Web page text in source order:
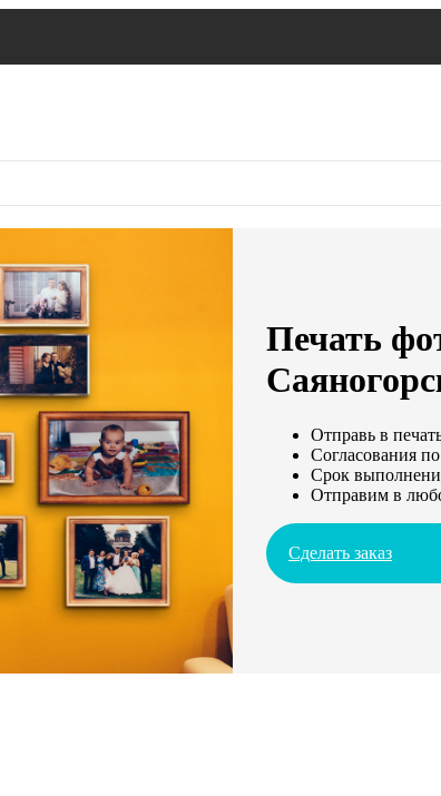
Печать
Отправь в
Согласования
Срок
Отправим в
Сделать заказ